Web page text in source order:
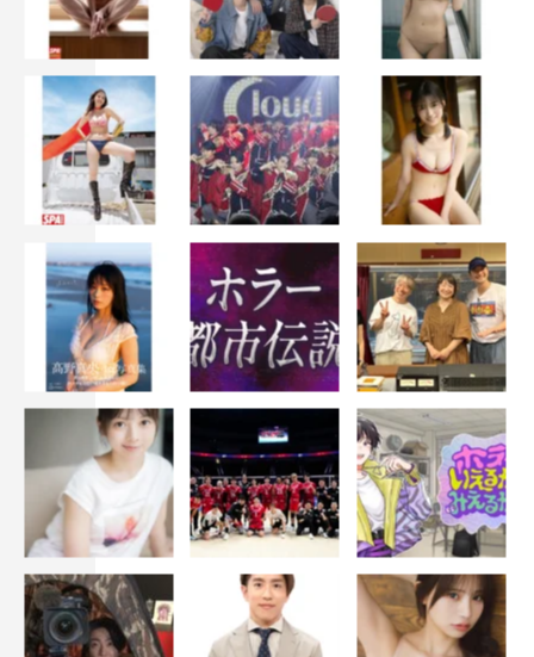
やりとりしているから、現場の空気もなごむし、みんなニ
コニコさせていただいているんです。
佐谷戸：笑わせます！
塚地：ミナちゃんはその笑わせたいという気持ちも持って
いるんですよ。普通、シュッとしときたいじゃないです
か。モデルさんとかって。もうウケたい人なんですよ
（笑）。
――収録中もお2人がはまったネタがありましたね。
：自ら言いたくなる人なんですよ。
――これから番組でどんなことをやってみたいですか？
塚地：野望というか大きな夢ですけど、ディズニーの作品
の声をやらせていただけたら…。
佐谷戸：むしろ、自分たちが映画の登場人物に…
塚地・佐谷戸：なっちゃったり（笑）。